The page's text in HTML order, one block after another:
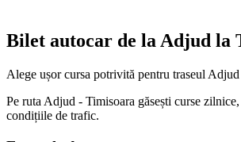
Bilet autocar de la Adjud la
Alege ușor cursa potrivită pentru traseul
Pe ruta Adjud - Timisoara găsești curse
condițiile de trafic.